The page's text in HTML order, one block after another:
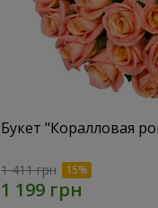
Букет "Коралловая
1 411 грн